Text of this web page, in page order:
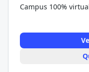
Campus 100%